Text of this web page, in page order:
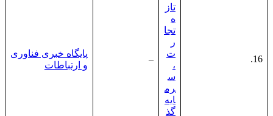
16.
تاز
ه
تجا
ر
ت
،
س
رم
ایه‌
گذ
–
پایگاه خبری فناوری
و ارتباطات